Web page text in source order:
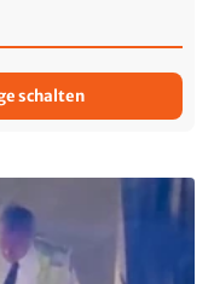
schalten